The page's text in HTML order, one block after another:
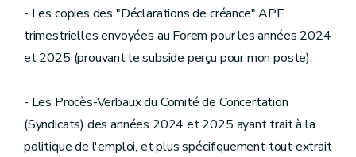
- Les copies des "Déclarations de créance" APE
trimestrielles envoyées au Forem pour les années 2024
et 2025 (prouvant le subside perçu pour mon poste).
- Les Procès-Verbaux du Comité de Concertation
(Syndicats) des années 2024 et 2025 ayant trait à la
politique de l'emploi, et plus spécifiquement tout extrait